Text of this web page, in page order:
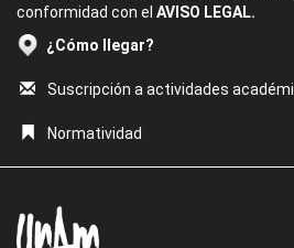
conformidad con el AVISO LEGAL.
¿Cómo llegar?
Suscripción a actividades
Normatividad